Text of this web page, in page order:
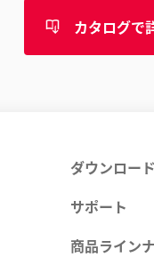
カタログで
ダウンロード
サポート
商品ライン